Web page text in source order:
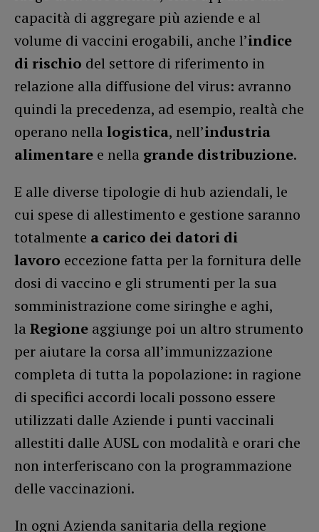
capacità di aggregare più aziende e al
volume di vaccini erogabili, anche l’indice
di rischio del settore di riferimento in
relazione alla diffusione del virus: avranno
quindi la precedenza, ad esempio, realtà che
operano nella logistica, nell’industria
alimentare e nella grande distribuzione.
E alle diverse tipologie di hub aziendali, le
cui spese di allestimento e gestione saranno
totalmente a carico dei datori di
lavoro eccezione fatta per la fornitura delle
dosi di vaccino e gli strumenti per la sua
somministrazione come siringhe e aghi,
la Regione aggiunge poi un altro strumento
per aiutare la corsa all’immunizzazione
completa di tutta la popolazione: in ragione
di specifici accordi locali possono essere
utilizzati dalle Aziende i punti vaccinali
allestiti dalle AUSL con modalità e orari che
non interferiscano con la programmazione
delle vaccinazioni.
In ogni Azienda sanitaria della regione